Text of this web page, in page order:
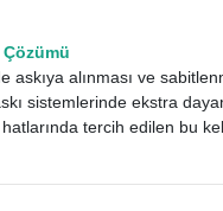
alınması ve
sistemlerinde ekstra
tercih edilen bu